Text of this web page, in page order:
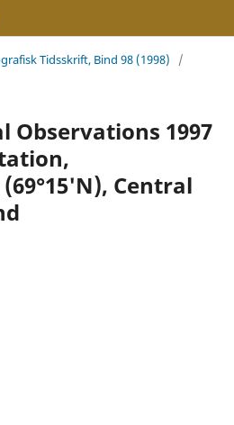
Tidsskrift, Bind 98 (1998)
/
Observations 1997
Central